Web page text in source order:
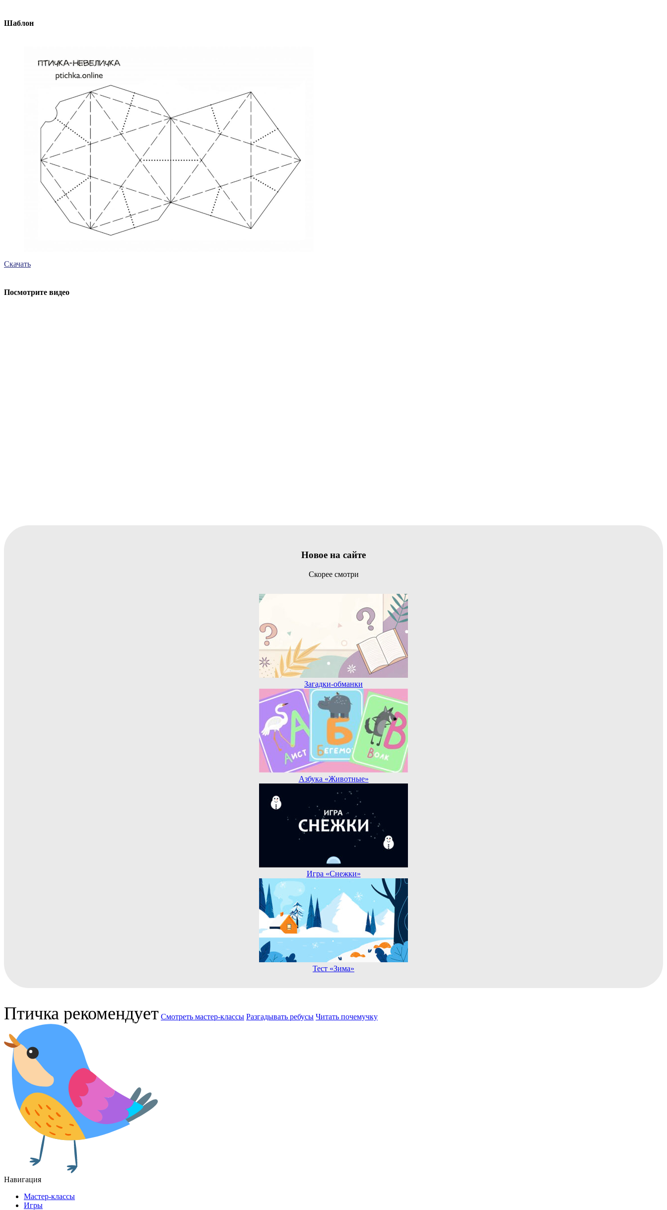
Шаблон
Скачать
Посмотрите видео
Новое на сайте
Скорее смотри
Загадки-обманки
Азбука «Животные»
Игра «Снежки»
Тест «Зима»
Птичка рекомендует Смотреть мастер-классы Разгадывать ребусы Читать почемучку
Навигация
Мастер-классы
Игры